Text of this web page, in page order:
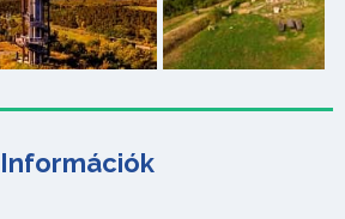
Információk